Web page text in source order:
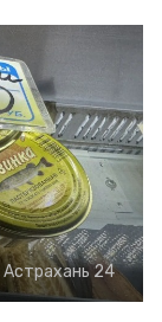
Астрахань 24